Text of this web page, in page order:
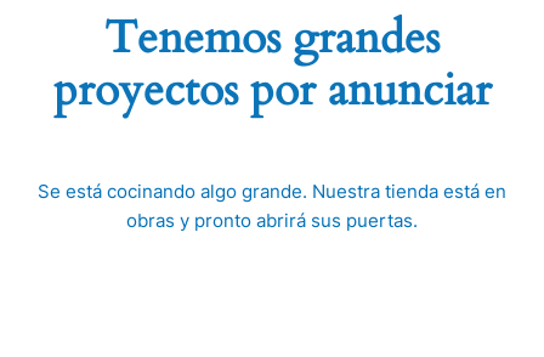
Tenemos grandes
proyectos por anunciar
Se está cocinando algo grande. Nuestra tienda está en
obras y pronto abrirá sus puertas.